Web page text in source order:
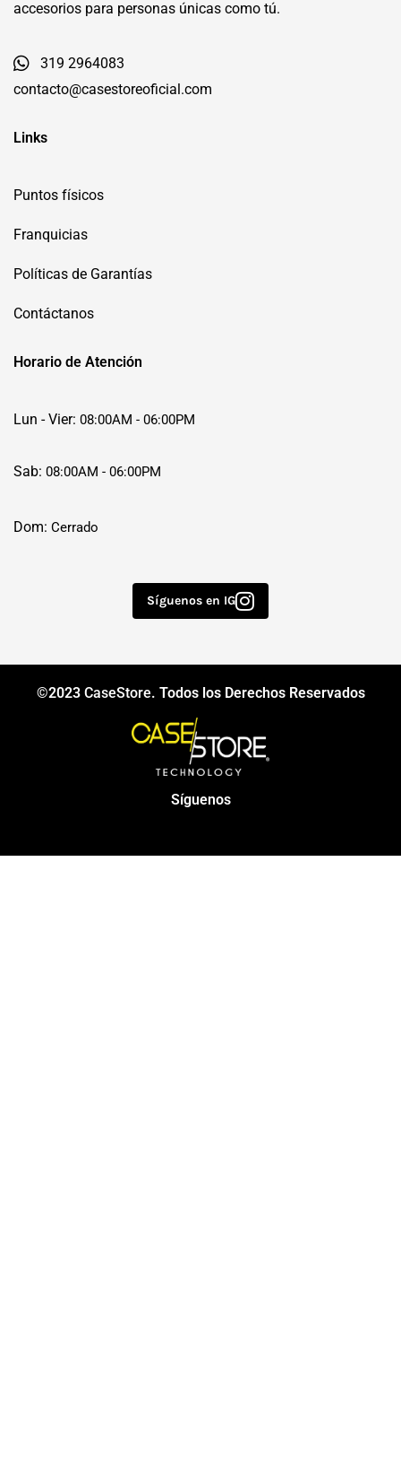
accesorios para personas únicas como tú.
319 2964083
contacto@casestoreoficial.com
Links
Puntos físicos
Franquicias
Políticas de Garantías
Contáctanos
Horario de Atención
Lun - Vier: 08:00AM - 06:00PM
Sab: 08:00AM - 06:00PM
Dom: Cerrado
Síguenos en IG
©2023 CaseStore. Todos los Derechos Reservados
Síguenos